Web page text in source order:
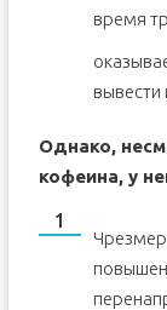
время
вывести
Однако,
кофеина, у